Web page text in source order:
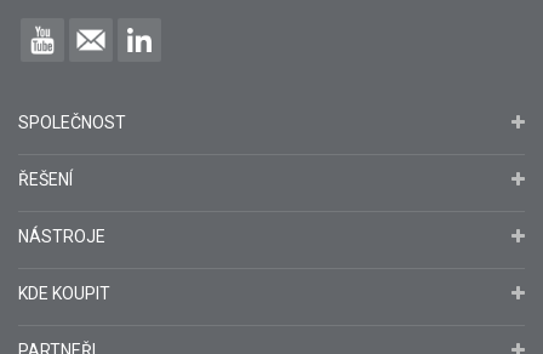
SPOLEČNOST
ŘEŠENÍ
NÁSTROJE
KDE KOUPIT